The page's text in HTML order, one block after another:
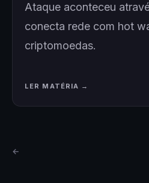
Ataque aconteceu
conecta rede com hot
criptomoedas.
LER MATÉRIA →
←